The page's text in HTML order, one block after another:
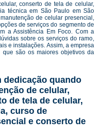
conserto de tela de celular,
técnica em São Paulo em São
de celular presencial,
de serviços do segmento de
a Assistência Em Foco. Com a
sobre os serviços do ramo,
e instalações. Assim, a empresa
que são os maiores objetivos da
dedicação quando
de celular,
de tela de celular,
curso de
e conserto de